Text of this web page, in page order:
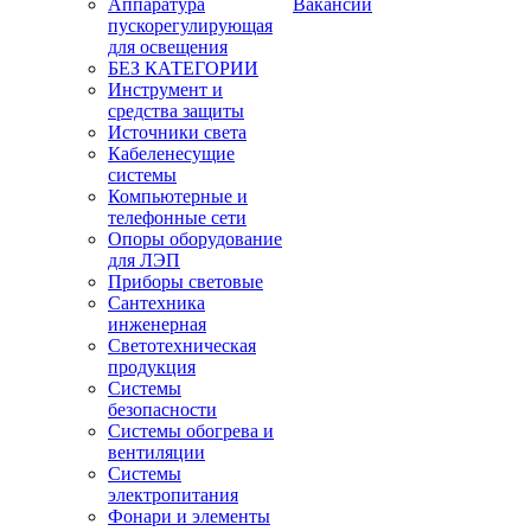
Аппаратура
пускорегулирующая
для освещения
БЕЗ КАТЕГОРИИ
Инструмент и
средства защиты
Источники света
Кабеленесущие
системы
Компьютерные и
телефонные сети
Опоры оборудование
для ЛЭП
Приборы световые
Сантехника
инженерная
Светотехническая
продукция
Системы
безопасности
Системы обогрева и
вентиляции
Системы
электропитания
Фонари и элементы
Вакансии